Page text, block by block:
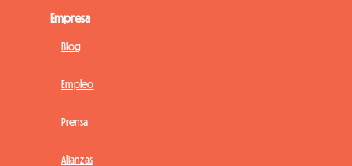
Empresa
Blog
Empleo
Prensa
Alianzas